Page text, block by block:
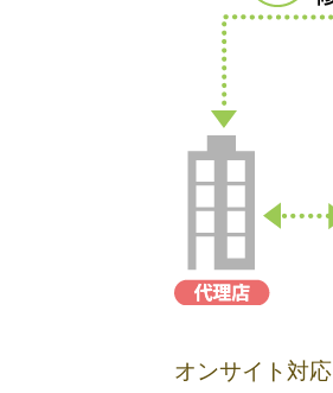
オンサイト対応